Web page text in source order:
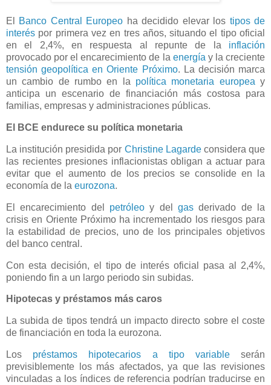
El Banco Central Europeo ha decidido elevar los tipos de
interés por primera vez en tres años, situando el tipo oficial
en el 2,4%, en respuesta al repunte de la inflación
provocado por el encarecimiento de la energía y la creciente
tensión geopolítica en Oriente Próximo. La decisión marca
un cambio de rumbo en la política monetaria europea y
anticipa un escenario de financiación más costosa para
familias, empresas y administraciones públicas.
El BCE endurece su política monetaria
La institución presidida por Christine Lagardeconsidera que
las recientes presiones inflacionistas obligan a actuar para
evitar que el aumento de los precios se consolide en la
economía de la eurozona.
El encarecimiento del petróleo y del gas derivado de la
crisis en Oriente Próximo ha incrementado los riesgos para
la estabilidad de precios, uno de los principales objetivos
del banco central.
Con esta decisión, el tipo de interés oficial pasa al 2,4%,
poniendo fin a un largo periodo sin subidas.
Hipotecas y préstamos más caros
La subida de tipos tendrá un impacto directo sobre el coste
de financiación en toda la eurozona.
Los préstamos hipotecarios a tipo variableserán
previsiblemente los más afectados, ya que las revisiones
vinculadas a los índices de referencia podrían traducirse en